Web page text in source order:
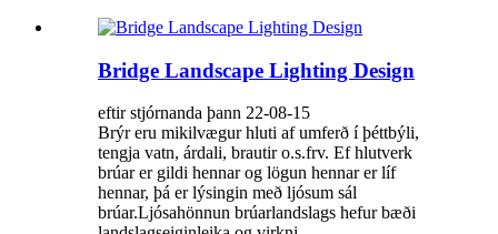
Bridge Landscape Lighting Design
eftir stjórnanda þann 22-08-15
Brýr eru mikilvægur hluti af umferð í þéttbýli,
tengja vatn, árdali, brautir o.s.frv. Ef hlutverk
brúar er gildi hennar og lögun hennar er líf
hennar, þá er lýsingin með ljósum sál
brúar.Ljósahönnun brúarlandslags hefur bæði